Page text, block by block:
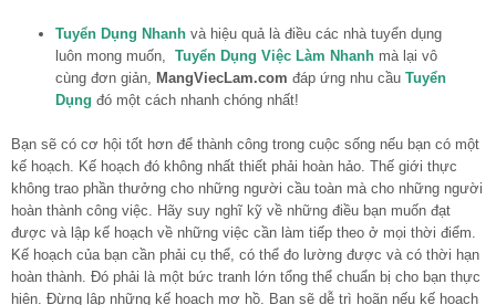
Tuyển Dụng Nhanh và hiệu quả là điều các nhà tuyển dụng
luôn mong muốn, Tuyển Dụng Việc Làm Nhanh mà lại vô
cùng đơn giản, MangViecLam.com đáp ứng nhu cầu Tuyển
Dụng đó một cách nhanh chóng nhất!
Bạn sẽ có cơ hội tốt hơn để thành công trong cuộc sống nếu bạn có một
kế hoạch. Kế hoạch đó không nhất thiết phải hoàn hảo. Thế giới thực
không trao phần thưởng cho những người cầu toàn mà cho những người
hoàn thành công việc. Hãy suy nghĩ kỹ về những điều bạn muốn đạt
được và lập kế hoạch về những việc cần làm tiếp theo ở mọi thời điểm.
Kế hoạch của bạn cần phải cụ thể, có thể đo lường được và có thời hạn
hoàn thành. Đó phải là một bức tranh lớn tổng thể chuẩn bị cho bạn thực
hiện. Đừng lập những kế hoạch mơ hồ. Bạn sẽ dễ trì hoãn nếu kế hoạch